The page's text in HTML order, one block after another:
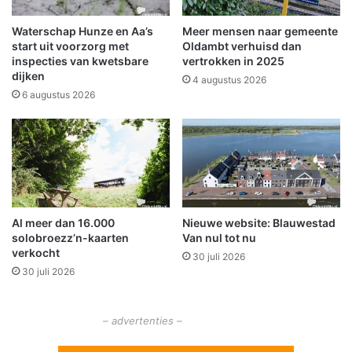
j
h
a
m
l
o
p
d
e
r
w
i
j
h
a
l
e
n
s
c
h
o
o
Waterschap Hunze en Aa’s
start uit voorzorg met
inspecties van kwetsbare
dijken
6 augustus 2026
Meer mensen naar gemeente
Oldambt verhuisd dan
vertrokken in 2025
4 augustus 2026
Al meer dan 16.000
solobroezz’n-kaarten
verkocht
30 juli 2026
Nieuwe website: Blauwestad
Van nul tot nu
30 juli 2026
– advertenties –